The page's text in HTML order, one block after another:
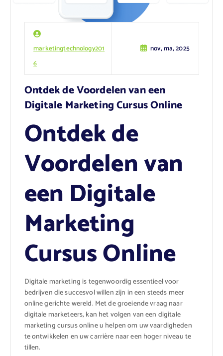
marketingtechnology201
6
nov, ma, 2025
Ontdek de Voordelen van een
Digitale Marketing Cursus Online
Ontdek de
Voordelen van
een Digitale
Marketing
Cursus Online
Digitale marketing is tegenwoordig essentieel voor
bedrijven die succesvol willen zijn in een steeds meer
online gerichte wereld. Met de groeiende vraag naar
digitale marketeers, kan het volgen van een digitale
marketing cursus online u helpen om uw vaardigheden
te ontwikkelen en uw carrière naar een hoger niveau te
tillen.